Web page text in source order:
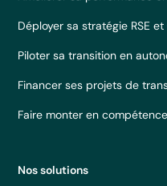
Déployer sa stratégie RSE et
Piloter sa transition en
Financer ses projets de
Faire monter en
Nos solutions